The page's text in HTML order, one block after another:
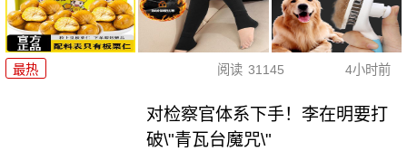
最热 阅读 31145 4小时前
对检察官体系下手！李在明要打
破\"青瓦台魔咒\"